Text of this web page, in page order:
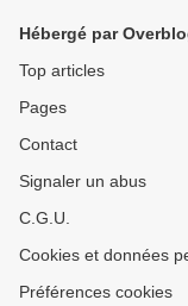
Hébergé par
Top articles
Pages
Contact
Signaler un abus
C.G.U.
Cookies et données
Préférences cookies